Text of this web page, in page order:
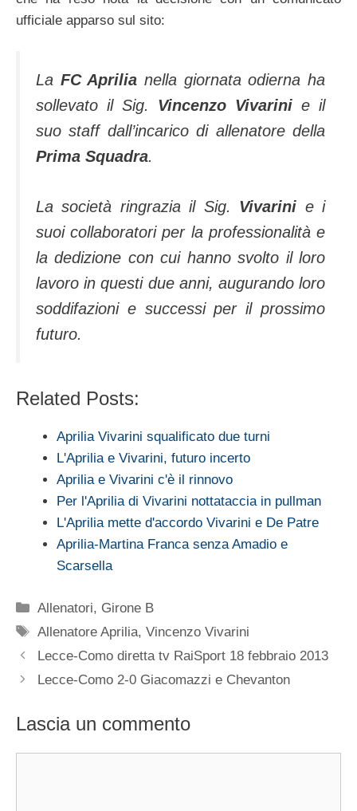
ufficiale apparso sul sito:
La FC Aprilia nella giornata odierna ha
sollevato il Sig. Vincenzo Vivarini e il
suo staff dall’incarico di allenatore della
Prima Squadra.
La società ringrazia il Sig. Vivarini e i
suoi collaboratori per la professionalità e
la dedizione con cui hanno svolto il loro
lavoro in questi due anni, augurando loro
soddifazioni e successi per il prossimo
futuro.
Related Posts:
Aprilia Vivarini squalificato due turni
L'Aprilia e Vivarini, futuro incerto
Aprilia e Vivarini c'è il rinnovo
Per l'Aprilia di Vivarini nottataccia in pullman
L'Aprilia mette d'accordo Vivarini e De Patre
Aprilia-Martina Franca senza Amadio e
Scarsella
Categorie
Allenatori, Girone B
Tag
Allenatore Aprilia,Vincenzo Vivarini
Lecce-Como diretta tv RaiSport 18 febbraio 2013
Lecce-Como 2-0 Giacomazzi e Chevanton
Lascia un commento